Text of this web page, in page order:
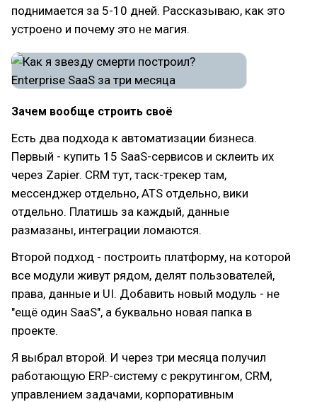
поднимается за 5-10 дней. Рассказываю, как это
устроено и почему это не магия.
Зачем вообще строить своё
Есть два подхода к автоматизации бизнеса.
Первый - купить 15 SaaS-сервисов и склеить их
через Zapier. CRM тут, таск-трекер там,
мессенджер отдельно, ATS отдельно, вики
отдельно. Платишь за каждый, данные
размазаны, интеграции ломаются.
Второй подход - построить платформу, на которой
все модули живут рядом, делят пользователей,
права, данные и UI. Добавить новый модуль - не
"ещё один SaaS", а буквально новая папка в
проекте.
Я выбрал второй. И через три месяца получил
работающую ERP-систему с рекрутингом, CRM,
управлением задачами, корпоративным